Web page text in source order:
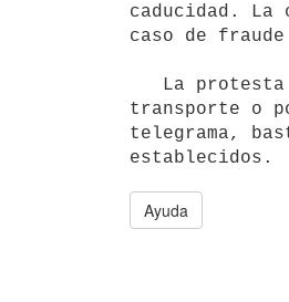
caducidad.
caso de
transporte o
telegrama,
Ayuda